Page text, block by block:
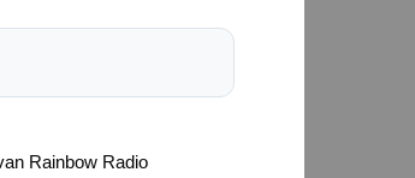
Rainbow Radio